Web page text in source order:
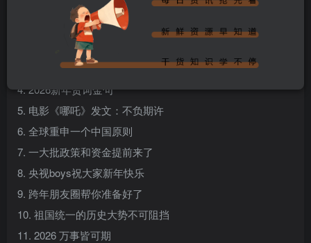
1. 习近平新年贺词里这些话很暖心
2. 天安门广场新年升旗仪式
3. 2026新年快乐
4. 2026新年贺词金句
5. 电影《哪吒》发文：不负期许
6. 全球重申一个中国原则
7. 一大批政策和资金提前来了
8. 央视boys祝大家新年快乐
9. 跨年朋友圈帮你准备好了
10. 祖国统一的历史大势不可阻挡
11. 2026 万事皆可期